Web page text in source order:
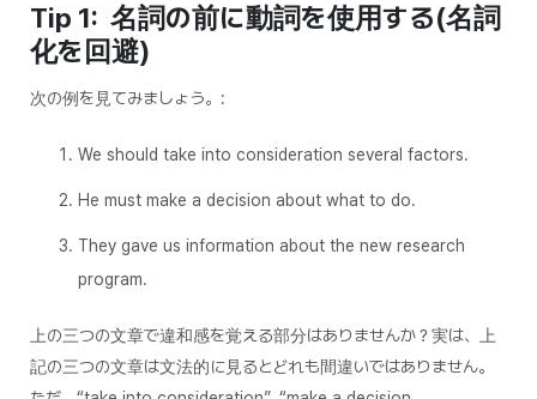
Tip 1: 名詞の前に動詞を使用する(名詞
化を回避)
次の例を見てみましょう。:
We should take into consideration several factors.
He must make a decision about what to do.
They gave us information about the new research
program.
上の三つの文章で違和感を覚える部分はありませんか？実は、上
記の三つの文章は文法的に見るとどれも間違いではありません。